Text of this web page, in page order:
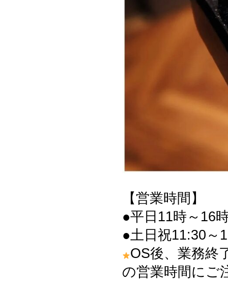
【営業時間】
●平日11時～16
●土日祝11:30～
OS後、業務終
の営業時間にご